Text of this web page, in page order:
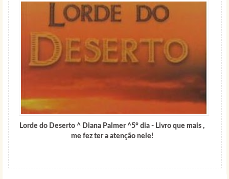
Lorde do Deserto ^ Diana Palmer ^5° dia - Livro que mais ,
me fez ter a atenção nele!